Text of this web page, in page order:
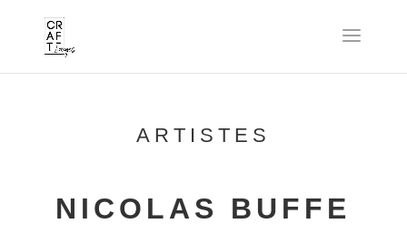
ARTISTES
NICOLAS BUFFE